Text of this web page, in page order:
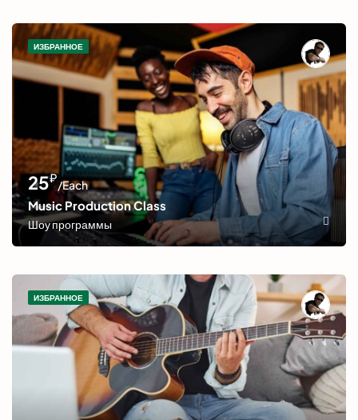
ИЗБРАННОЕ
25₽/Each
Music Production Class
Шоу программы
ИЗБРАННОЕ